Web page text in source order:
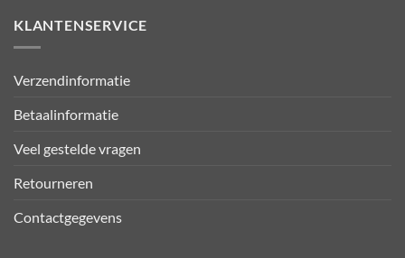
KLANTENSERVICE
Verzendinformatie
Betaalinformatie
Veel gestelde vragen
Retourneren
Contactgegevens